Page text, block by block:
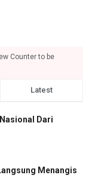
Counter to be
Latest
Dari
Menangis